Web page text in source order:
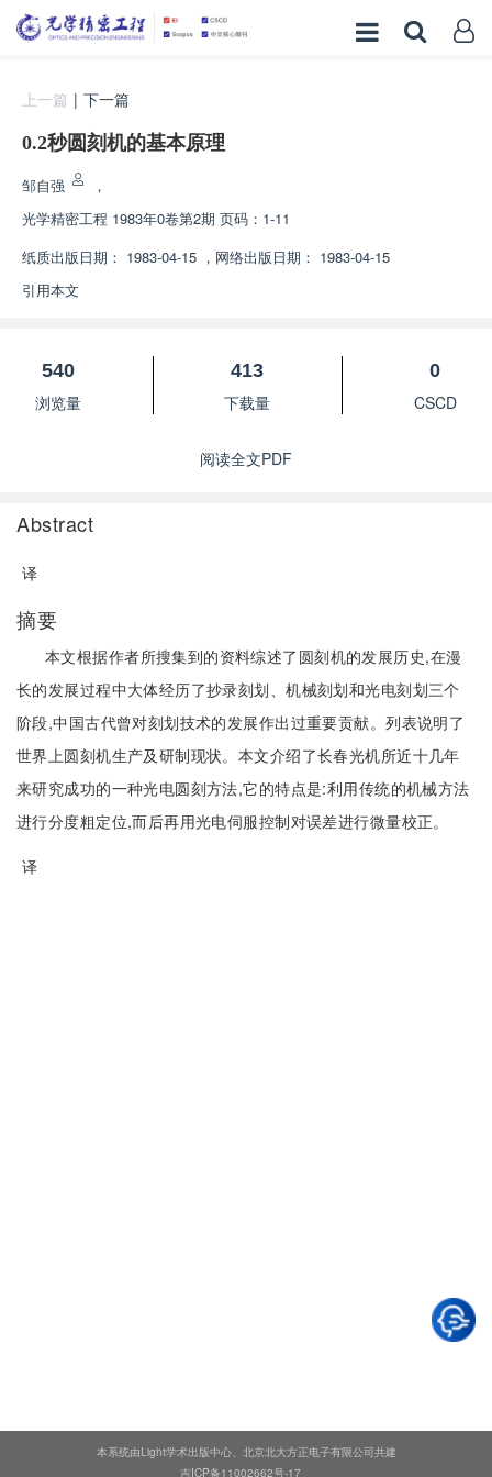
上一篇 | 下一篇
0.2秒圆刻机的基本原理
邹自强
，
光学精密工程 1983年0卷第2期 页码：1-11
纸质出版日期： 1983-04-15 ， 网络出版日期： 1983-04-15
引用本文
540
浏览量
413
下载量
0
CSCD
阅读全文PDF
Abstract
译
摘要
本文根据作者所搜集到的资料综述了圆刻机的发展历史,在漫
长的发展过程中大体经历了抄录刻划、机械刻划和光电刻划三个
阶段,中国古代曾对刻划技术的发展作出过重要贡献。列表说明了
世界上圆刻机生产及研制现状。本文介绍了长春光机所近十几年
来研究成功的一种光电圆刻方法,它的特点是:利用传统的机械方法
进行分度粗定位,而后再用光电伺服控制对误差进行微量校正。
译
本系统由Light学术出版中心、北京北大方正电子有限公司共建
吉ICP备11002662号-17